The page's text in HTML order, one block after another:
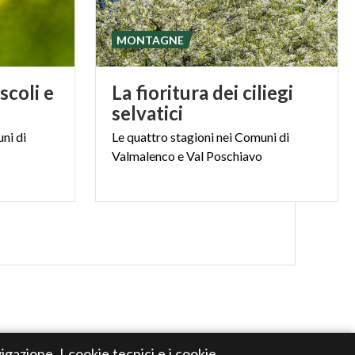
e
di
La fioritura dei ciliegi
selvatici
LequattrostagionineiComunidi
ValmalencoeVal Poschiavo
MONTAGNE